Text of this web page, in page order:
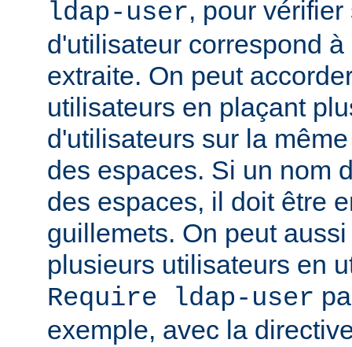
ldap-user, pour
d'utilisateur correspond
extraite. On peut
utilisateurs en plaçant
d'utilisateurs sur la
des espaces. Si un nom
des espaces, il doit être
guillemets. On peut
plusieurs utilisateurs en
Require ldap-user
exemple, avec la